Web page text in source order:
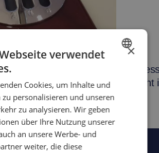
FRENCH
GERMAN
SPANISH
×
verwendet
Cookies, um Inhalte und
zu personalisieren und unseren
zu analysieren. Wir geben
über Ihre Nutzung unserer
an unsere Werbe- und
weiter, die diese